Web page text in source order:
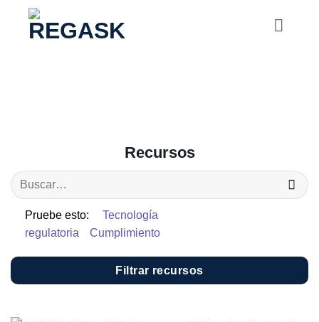
Saltar
Recursos
Pruebe esto:
Tecnología
regulatoria
Cumplimiento
Filtrar recursos